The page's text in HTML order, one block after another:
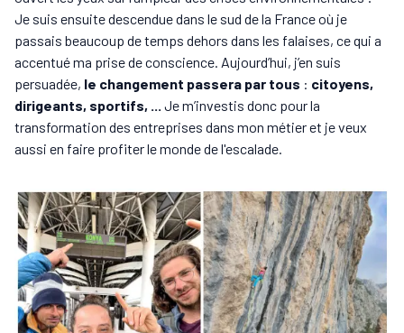
Je suis ensuite descendue dans le sud de la France où je
passais beaucoup de temps dehors dans les falaises, ce qui a
accentué ma prise de conscience. Aujourd’hui, j’en suis
persuadée, le changement passera par tous : citoyens,
dirigeants, sportifs, ... Je m’investis donc pour la
transformation des entreprises dans mon métier et je veux
aussi en faire profiter le monde de l'escalade.